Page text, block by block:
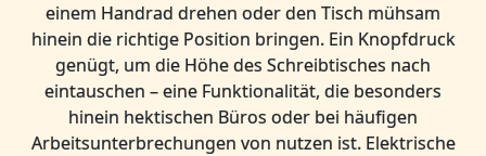
einem Handrad drehen oder den Tisch mühsam
hinein die richtige Position bringen. Ein Knopfdruck
genügt, um die Höhe des Schreibtisches nach
eintauschen – eine Funktionalität, die besonders
hinein hektischen Büros oder bei häufigen
Arbeitsunterbrechungen von nutzen ist. Elektrische